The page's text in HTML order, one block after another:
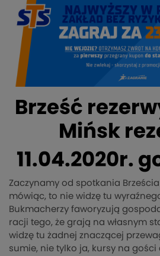
Brześć
Mińsk
11.04.2020r.
Zaczynamy od spotkania Brześcia
mówiąc, to nie widzę tu
Bukmacherzy faworyzują
racji tego, że grają na własnym
widzę tu żadnej znaczącej
sumie, nie tylko ja, kursy na gości